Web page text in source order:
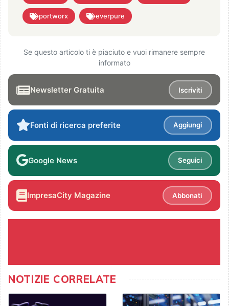
portworx everpure
Se questo articolo ti è piaciuto e vuoi rimanere sempre
informato
Newsletter Gratuita Iscriviti
Fonti di ricerca preferite Aggiungi
Google News Seguici
ImpresaCity Magazine Abbonati
NOTIZIE CORRELATE